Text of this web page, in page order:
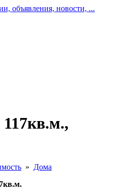
объявления, новости, ...
» Дома